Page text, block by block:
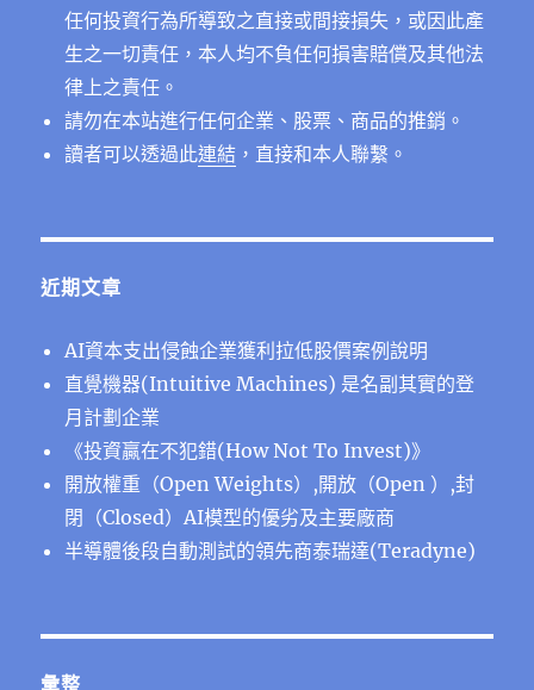
任何投資行為所導致之直接或間接損失，或因此產
生之一切責任，本人均不負任何損害賠償及其他法
律上之責任。
請勿在本站進行任何企業、股票、商品的推銷。
讀者可以透過此連結 ，直接和本人聯繫。
近期文章
AI資本支出侵蝕企業獲利拉低股價案例說明
直覺機器(Intuitive Machines) 是名副其實的登
月計劃企業
《投資贏在不犯錯(How Not To Invest)》
開放權重（Open Weights）,開放（Open ）,封
閉（Closed）AI模型的優劣及主要廠商
半導體後段⾃動測試的領先商泰瑞達(Teradyne)
彙整